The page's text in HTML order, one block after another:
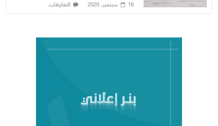
16 سبتمبر، 2020 التعليقات